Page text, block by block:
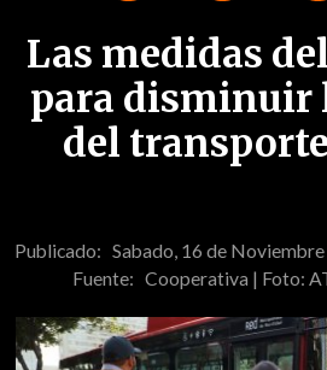
Las medidas
para disminuir
del
Publicado: Sabado, 16 de
Fuente: Cooperativa | Foto: